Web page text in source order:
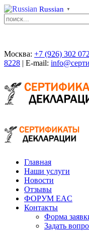
Russian ▼
Москва: +7 (926) 302
8228 | E-mail:
Главная
Наши услуги
Новости
Отзывы
ФОРУМ EAC
Контакты
Форма
Задать